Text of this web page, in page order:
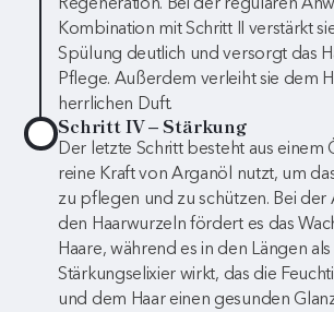
Kombination mit Schritt II verstärkt
Spülung deutlich und versorgt das
Pflege. Außerdem verleiht sie dem
herrlichen Duft.
Schritt IV – Stärkung
Der letzte Schritt besteht aus einem
reine Kraft von Arganöl nutzt, um
zu pflegen und zu schützen. Bei der
den Haarwurzeln fördert es das
Haare, während es in den Längen
Stärkungselixier wirkt, das die
und dem Haar einen gesunden